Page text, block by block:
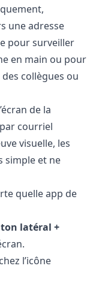
une adresse
pour surveiller
en main ou pour
collègues ou
de la
courriel
visuelle, les
simple et ne
quelle app de
latéral +
l’icône